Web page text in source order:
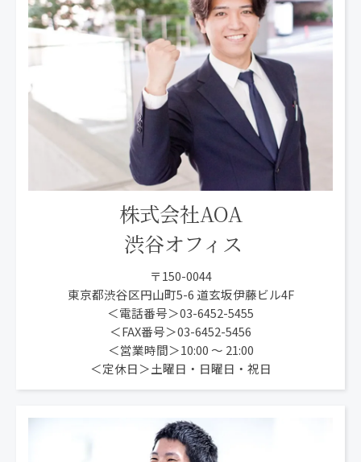
株式会社AOA
渋谷オフィス
〒150-0044
東京都渋谷区円山町5-6 道玄坂伊藤ビル4F
＜電話番号＞03-6452-5455
＜FAX番号＞03-6452-5456
＜営業時間＞10:00 〜 21:00
＜定休日＞土曜日・日曜日・祝日